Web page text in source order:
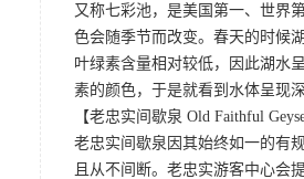
又称七彩池，是美国第一、世界
色会随季节而改变。春天的时候
叶绿素含量相对较低，因此湖水
素的颜色，于是就看到水体呈现
【老忠实间歇泉 Old Faithful
老忠实间歇泉因其始终如一的有
且从不间断。老忠实游客中心会